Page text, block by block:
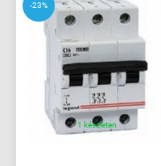
1 készleten
-23%